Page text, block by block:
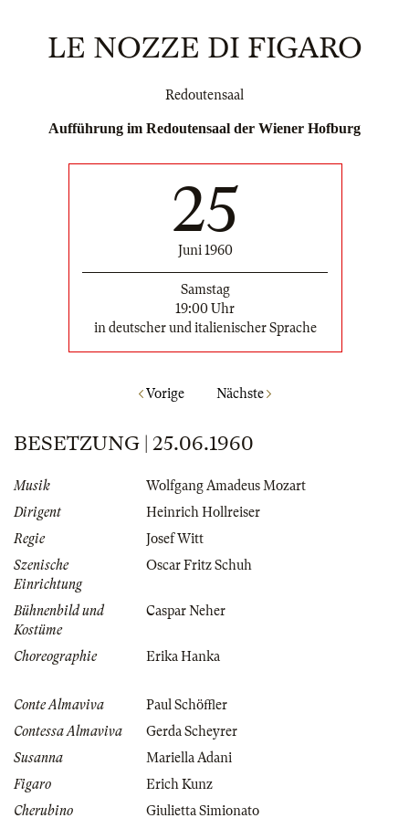
LE NOZZE DI FIGARO
Redoutensaal
Aufführung im Redoutensaal der Wiener Hofburg
25
Juni 1960
Samstag
19:00 Uhr
in deutscher und italienischer Sprache
Vorige Nächste
BESETZUNG | 25.06.1960
Musik
Wolfgang Amadeus Mozart
Dirigent
Heinrich Hollreiser
Regie
Josef Witt
Szenische
Einrichtung
Oscar Fritz Schuh
Bühnenbild und
Kostüme
Caspar Neher
Choreographie Erika Hanka
Conte Almaviva
Paul Schöffler
Contessa Almaviva
Gerda Scheyrer
Susanna
Mariella Adani
Figaro
Erich Kunz
Cherubino
Giulietta Simionato